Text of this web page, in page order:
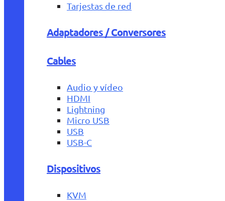
Tarjestas de red
Adaptadores / Conversores
Cables
Audio y vídeo
HDMI
Lightning
Micro USB
USB
USB-C
Dispositivos
KVM